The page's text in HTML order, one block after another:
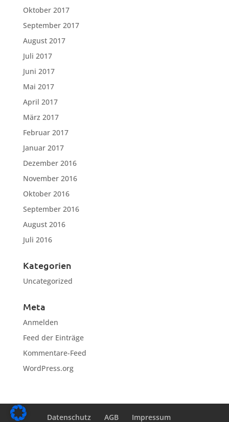
Oktober 2017
September 2017
August 2017
Juli 2017
Juni 2017
Mai 2017
April 2017
März 2017
Februar 2017
Januar 2017
Dezember 2016
November 2016
Oktober 2016
September 2016
August 2016
Juli 2016
Kategorien
Uncategorized
Meta
Anmelden
Feed der Einträge
Kommentare-Feed
WordPress.org
Datenschutz AGB Impressum